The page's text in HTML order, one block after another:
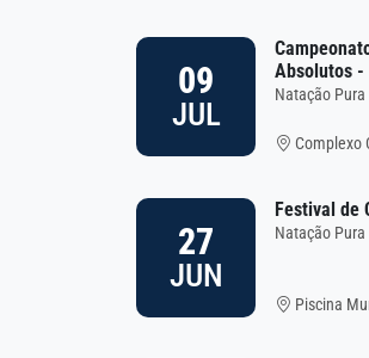
09
JUL
Absolutos -
Natação Pura
Complexo
27
JUN
Festival de
Natação Pura
Piscina